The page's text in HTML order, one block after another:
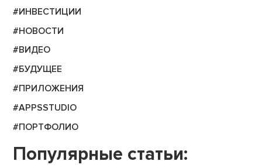
#ИНВЕСТИЦИИ
#НОВОСТИ
#ВИДЕО
#БУДУЩЕЕ
#ПРИЛОЖЕНИЯ
#APPSSTUDIO
#ПОРТФОЛИО
Популярные статьи: